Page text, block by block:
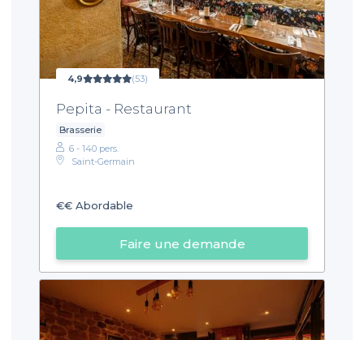
4,9 (53)
Pepita - Restaurant
Brasserie
6 - 140 pers.
Saint-Germain
€€ Abordable
Faire une demande